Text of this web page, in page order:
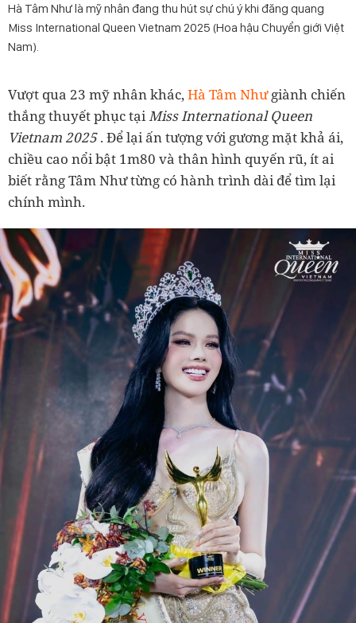
Hà Tâm Như là mỹ nhân đang thu hút sự chú ý khi đăng quang
Miss International Queen Vietnam 2025 (Hoa hậu Chuyển giới Việt
Nam).
Vượt qua 23 mỹ nhân khác,Hà Tâm Nhưgiành chiến
thắng thuyết phục tạiMiss International Queen
Vietnam 2025. Để lại ấn tượng với gương mặt khả ái,
chiều cao nổi bật 1m80 và thân hình quyến rũ, ít ai
biết rằng Tâm Như từng có hành trình dài để tìm lại
chính mình.